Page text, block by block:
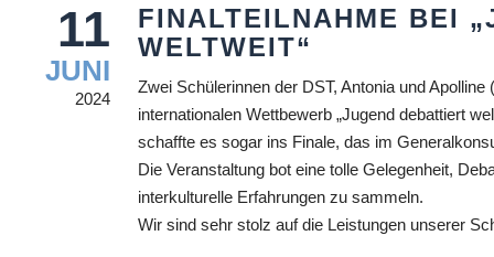
11
JUNI
2024
FINALTEILNAHME BEI
WELTWEIT“
Zwei Schülerinnen der DST, Antonia und
internationalen Wettbewerb „Jugend debattiert
schaffte es sogar ins Finale, das im
Die Veranstaltung bot eine tolle Gelegenheit,
interkulturelle Erfahrungen zu sammeln.
Wir sind sehr stolz auf die Leistungen unserer